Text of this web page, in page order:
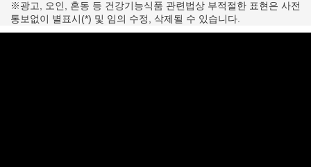
※광고, 오인, 혼동 등 건강기능식품 관련법상 부적절한 표현은 사전
통보없이 별표시(*) 및 임의 수정, 삭제될 수 있습니다.